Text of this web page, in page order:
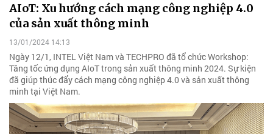
AIoT: Xu hướng cách mạng công nghiệp 4.0
của sản xuất thông minh
13/01/2024 14:13
Ngày 12/1, INTEL Việt Nam và TECHPRO đã tổ chức Workshop:
Tăng tốc ứng dụng AIoT trong sản xuất thông minh 2024. Sự kiện
đã giúp thúc đẩy cách mạng công nghiệp 4.0 và sản xuất thông
minh tại Việt Nam.